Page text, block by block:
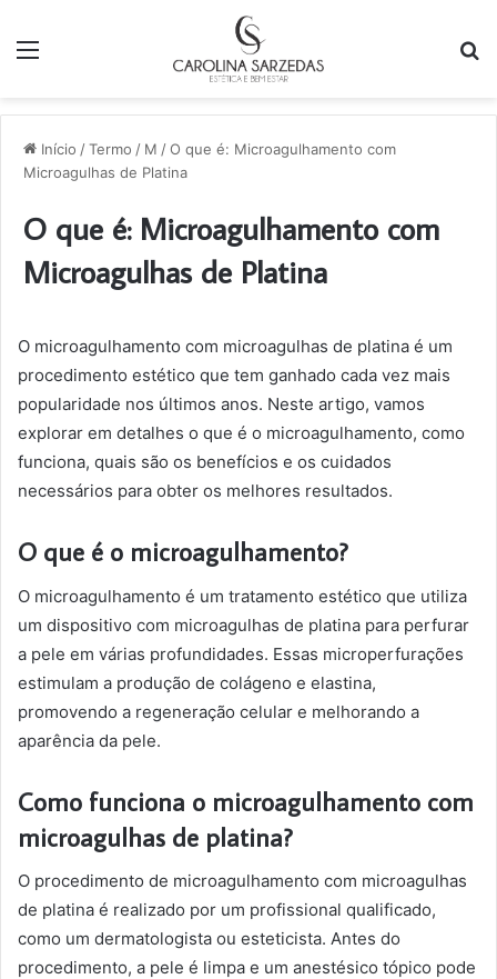
Início /Termo / M /O que é: Microagulhamento com
Microagulhas de Platina
O que é: Microagulhamento com
Microagulhas de Platina
O microagulhamento com microagulhas de platina é um
procedimento estético que tem ganhado cada vez mais
popularidade nos últimos anos. Neste artigo, vamos
explorar em detalhes o que é o microagulhamento, como
funciona, quais são os benefícios e os cuidados
necessários para obter os melhores resultados.
O que é o microagulhamento?
O microagulhamento é um tratamento estético que utiliza
um dispositivo com microagulhas de platina para perfurar
a pele em várias profundidades. Essas microperfurações
estimulam a produção de colágeno e elastina,
promovendo a regeneração celular e melhorando a
aparência da pele.
Como funciona o microagulhamento com
microagulhas de platina?
O procedimento de microagulhamento com microagulhas
de platina é realizado por um profissional qualificado,
como um dermatologista ou esteticista. Antes do
procedimento, a pele é limpa e um anestésico tópico pode